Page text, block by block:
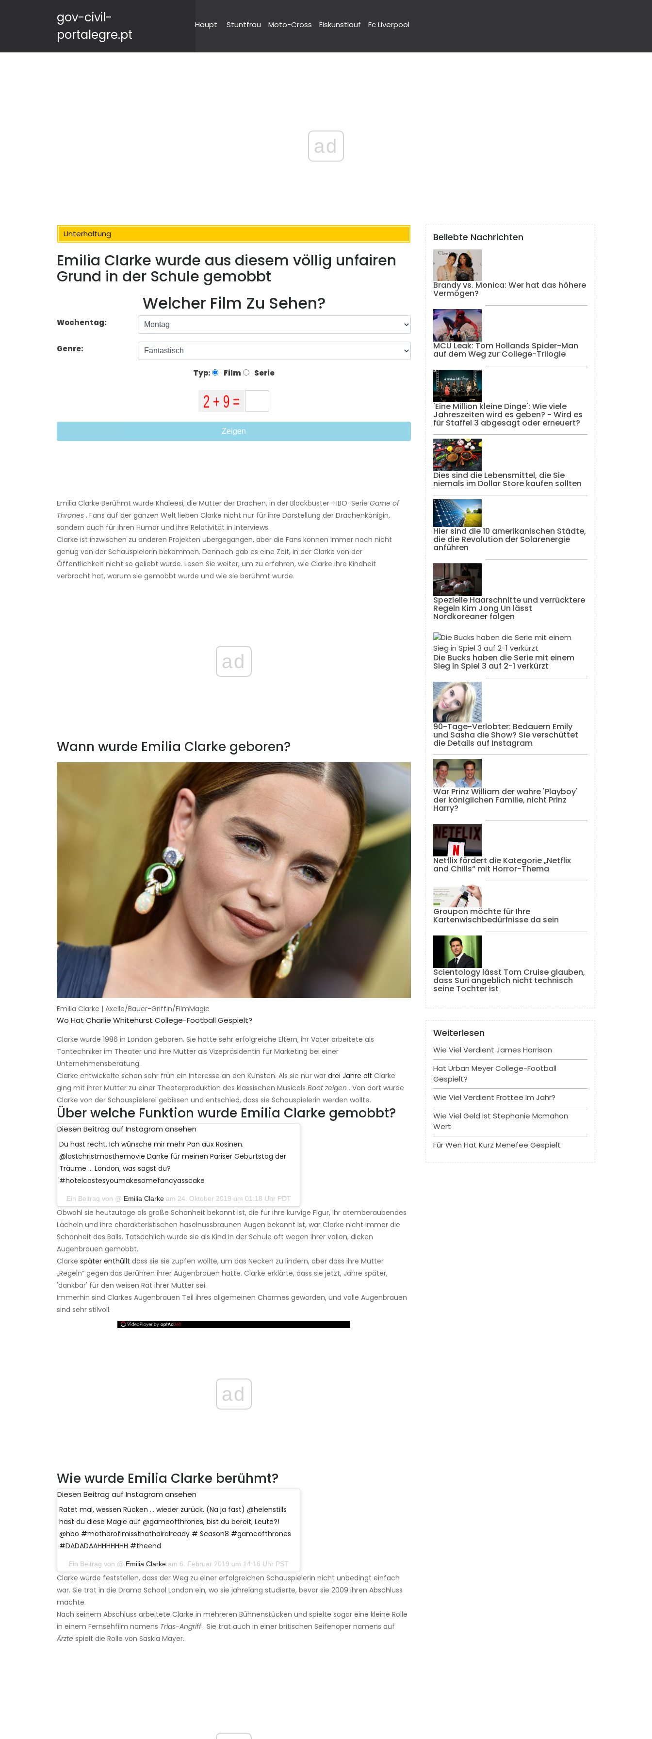
gov-civil-
portalegre.pt
Haupt Stuntfrau Moto-Cross Eiskunstlauf Fc Liverpool
ad
Unterhaltung
Emilia Clarke wurde aus diesem völlig unfairen
Grund in der Schule gemobbt
Welcher Film Zu Sehen?
Wochentag:
Genre:
Typ: Film Serie
Zeigen
Emilia Clarke Berühmt wurde Khaleesi, die Mutter der Drachen, in der Blockbuster-HBO-Serie Game of
Thrones . Fans auf der ganzen Welt lieben Clarke nicht nur für ihre Darstellung der Drachenkönigin,
sondern auch für ihren Humor und ihre Relativität in Interviews.
Clarke ist inzwischen zu anderen Projekten übergegangen, aber die Fans können immer noch nicht
genug von der Schauspielerin bekommen. Dennoch gab es eine Zeit, in der Clarke von der
Öffentlichkeit nicht so geliebt wurde. Lesen Sie weiter, um zu erfahren, wie Clarke ihre Kindheit
verbracht hat, warum sie gemobbt wurde und wie sie berühmt wurde.
ad
Wann wurde Emilia Clarke geboren?
Emilia Clarke | Axelle/Bauer-Griffin/FilmMagic
Wo Hat Charlie Whitehurst College-Football Gespielt?
Clarke wurde 1986 in London geboren. Sie hatte sehr erfolgreiche Eltern, ihr Vater arbeitete als
Tontechniker im Theater und ihre Mutter als Vizepräsidentin für Marketing bei einer
Unternehmensberatung.
Clarke entwickelte schon sehr früh ein Interesse an den Künsten. Als sie nur war drei Jahre alt Clarke
ging mit ihrer Mutter zu einer Theaterproduktion des klassischen Musicals Boot zeigen . Von dort wurde
Clarke von der Schauspielerei gebissen und entschied, dass sie Schauspielerin werden wollte.
Über welche Funktion wurde Emilia Clarke gemobbt?
Diesen Beitrag auf Instagram ansehen
Du hast recht. Ich wünsche mir mehr Pan aux Rosinen.
@lastchristmasthemovie Danke für meinen Pariser Geburtstag der
Träume ... London, was sagst du?
#hotelcostesyoumakesomefancyasscake
Ein Beitrag von @ Emilia Clarkeam 24. Oktober 2019 um 01:18 Uhr PDT
Obwohl sie heutzutage als große Schönheit bekannt ist, die für ihre kurvige Figur, ihr atemberaubendes
Lächeln und ihre charakteristischen haselnussbraunen Augen bekannt ist, war Clarke nicht immer die
Schönheit des Balls. Tatsächlich wurde sie als Kind in der Schule oft wegen ihrer vollen, dicken
Augenbrauen gemobbt.
Clarke später enthüllt dass sie sie zupfen wollte, um das Necken zu lindern, aber dass ihre Mutter
„Regeln“ gegen das Berühren ihrer Augenbrauen hatte. Clarke erklärte, dass sie jetzt, Jahre später,
'dankbar' für den weisen Rat ihrer Mutter sei.
Immerhin sind Clarkes Augenbrauen Teil ihres allgemeinen Charmes geworden, und volle Augenbrauen
sind sehr stilvoll.
ad
Wie wurde Emilia Clarke berühmt?
Diesen Beitrag auf Instagram ansehen
Ratet mal, wessen Rücken ... wieder zurück. (Na ja fast) @helenstills
hast du diese Magie auf @gameofthrones, bist du bereit, Leute?!
@hbo #motherofimissthathairalready # Season8 #gameofthrones
#DADADAAHHHHHHH #theend
Ein Beitrag von @ Emilia Clarke am 6. Februar 2019 um 14:16 Uhr PST
Clarke würde feststellen, dass der Weg zu einer erfolgreichen Schauspielerin nicht unbedingt einfach
war. Sie trat in die Drama School London ein, wo sie jahrelang studierte, bevor sie 2009 ihren Abschluss
machte.
Nach seinem Abschluss arbeitete Clarke in mehreren Bühnenstücken und spielte sogar eine kleine Rolle
in einem Fernsehfilm namens Trias-Angriff. Sie trat auch in einer britischen Seifenoper namens auf
Ärzte spielt die Rolle von Saskia Mayer.
Beliebte Nachrichten
Brandy vs. Monica: Wer hat das höhere
Vermögen?
MCU Leak: Tom Hollands Spider-Man
auf dem Weg zur College-Trilogie
'Eine Million kleine Dinge': Wie viele
Jahreszeiten wird es geben? - Wird es
für Staffel 3 abgesagt oder erneuert?
Dies sind die Lebensmittel, die Sie
niemals im Dollar Store kaufen sollten
Hier sind die 10 amerikanischen Städte,
die die Revolution der Solarenergie
anführen
Spezielle Haarschnitte und verrücktere
Regeln Kim Jong Un lässt
Nordkoreaner folgen
Die Bucks haben die Serie mit einem
Sieg in Spiel 3 auf 2-1 verkürzt
90-Tage-Verlobter: Bedauern Emily
und Sasha die Show? Sie verschüttet
die Details auf Instagram
War Prinz William der wahre 'Playboy'
der königlichen Familie, nicht Prinz
Harry?
Netflix fördert die Kategorie „Netflix
and Chills“ mit Horror-Thema
Groupon möchte für Ihre
Kartenwischbedürfnisse da sein
Scientology lässt Tom Cruise glauben,
dass Suri angeblich nicht technisch
seine Tochter ist
Weiterlesen
Wie Viel Verdient James Harrison
Hat Urban Meyer College-Football
Gespielt?
Wie Viel Verdient Frottee Im Jahr?
Wie Viel Geld Ist Stephanie Mcmahon
Wert
Für Wen Hat Kurz Menefee Gespielt